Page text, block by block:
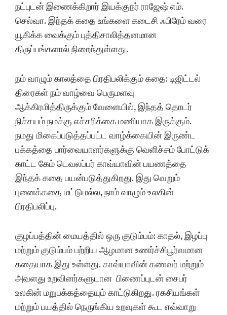
நட்புடன் இணைக்கிறார் இயக்குநர் ராஜேஷ் எம்.
செல்வா. இந்தக் கதை உங்களை கடைசி ஃபிரேம் வரை
யூகிக்க வைக்கும் புத்திசாலித்தனமான
திருப்பங்களால் நிறைந்துள்ளது.
நம் வாழும் காலத்தை பிரதிபலிக்கும் கதை: டிஜிட்டல்
திரைகள் நம் வாழ்வை பெருமளவு
ஆக்கிரமித்திருக்கும் வேளையில், இந்தத் தொடர்
நிச்சயம் நமக்கு எச்சரிக்கை மணியாக இருக்கும்.
நமது மிகைப்படுத்தப்பட்ட வாழ்க்கையின் இருண்ட
பக்கத்தை பார்வையாளர்களுக்கு வெளிச்சம் போட்டுக்
காட்ட கேம் டெவலப்பர் காவ்யாவின் பயணத்தை
இந்தக் கதை பயன்படுத்துகிறது. இது வெறும்
புனைக்கதை மட்டுமல்ல, நாம் வாழும் உலகின்
பிரதிபலிப்பு.
குழப்பத்தின் மையத்தில் ஒரு குடும்பம்: காதல், இழப்பு
மற்றும் குடும்பம் பற்றிய ஆழமான உணர்ச்சிபூர்வமான
கதையாக இது உள்ளது. காவ்யாவின் கணவர் மற்றும்
அவளது உறவினர்களுடான பிணைப்புடன் சைபர்
உலகின் மறுபக்கத்தையும் காட்டுகிறது. ரகசியங்கள்
மற்றும் பயத்தில் நெருங்கிய உறவுகள் கூட எவ்வாறு